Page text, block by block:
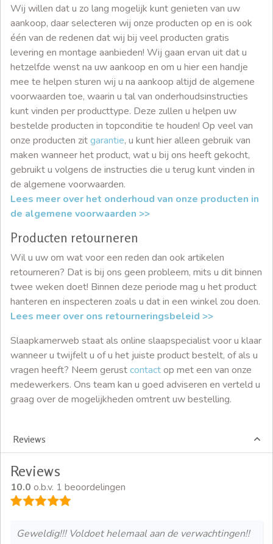
Wij willen dat u zo lang mogelijk kunt genieten van uw
aankoop, daar selecteren wij onze producten op en is ook
één van de redenen dat wij bij veel producten gratis
levering en montage aanbieden! Wij gaan ervan uit dat u
hetzelfde wenst na uw aankoop en om u hier een handje
mee te helpen sturen wij u na aankoop altijd de algemene
voorwaarden toe, waarin u tal van onderhoudsinstructies
kunt vinden per producttype. Deze zullen u helpen uw
bestelde producten in topconditie te houden! Op veel van
onze producten zitgarantie, u kunt hier alleen gebruik van
maken wanneer het product, wat u bij ons heeft gekocht,
gebruikt u volgens de instructies die u terug kunt vinden in
de algemene voorwaarden.
Lees meer over het onderhoud van onze producten in
de algemene voorwaarden >>
Producten retourneren
Wil u uw om wat voor een reden dan ook artikelen
retourneren? Dat is bij ons geen probleem, mits u dit binnen
twee weken doet! Binnen deze periode mag u het product
hanteren en inspecteren zoals u dat in een winkel zou doen.
Lees meer over ons retourneringsbeleid >>
Slaapkamerweb staat als online slaapspecialist voor u klaar
wanneer u twijfelt u of u het juiste product bestelt, of als u
vragen heeft? Neem gerustcontactop met een van onze
medewerkers. Ons team kan u goed adviseren en verteld u
graag over de mogelijkheden omtrent uw bestelling.
Reviews
Reviews
10.0 o.b.v. 1 beoordelingen
Geweldig!!! Voldoet helemaal aan de verwachtingen!!